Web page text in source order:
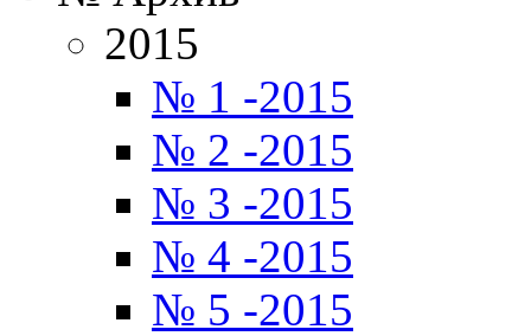
2015
№ 1 -2015
№ 2 -2015
№ 3 -2015
№ 4 -2015
№ 5 -2015